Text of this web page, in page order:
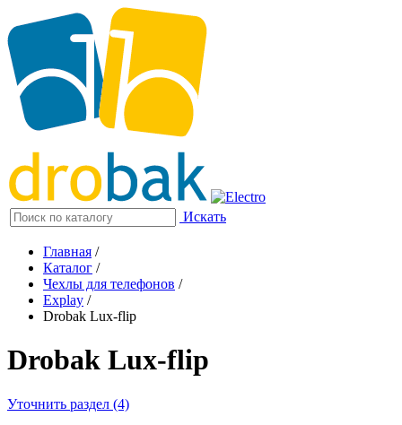
Искать
Главная /
Каталог /
Чехлы для телефонов /
Explay /
Drobak Lux-flip
Drobak Lux-flip
Уточнить раздел (4)